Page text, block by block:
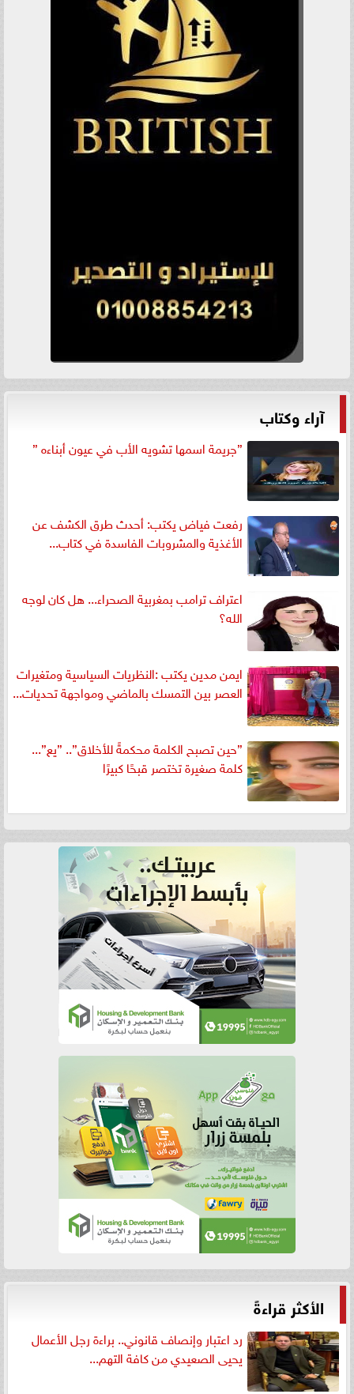
آراء وكتاب
”جريمة اسمها تشويه الأب في عيون أبناءه ”
رفعت فياض يكتب: أحدث طرق الكشف عن
الأغذية والمشروبات الفاسدة في كتاب...
اعتراف ترامب بمغربية الصحراء... هل كان لوجه
الله؟
ايمن مدين يكتب :النظريات السياسية ومتغيرات
العصر بين التمسك بالماضي ومواجهة تحديات...
”حين تصبح الكلمة محكمةً للأخلاق”.. ”يع”...
كلمة صغيرة تختصر قبحًا كبيرًا
الأكثر قراءةً
رد اعتبار وإنصاف قانوني.. براءة رجل الأعمال
يحيى الصعيدي من كافة التهم...